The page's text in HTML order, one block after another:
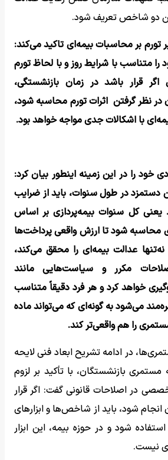
این دو شاخص تعریف شود.
تورم بر محاسبات بیمه‌ای تاکید می‌کند:
متناسب با شرایط روز و با لحاظ تورم
قرار باشد در زمان بازنشستگی،
نظر گرفتن اثرات تورم محاسبه شود،
با اشکالات جدی مواجه خواهد بود.
خود را در این زمینه اینطور بیان کرد:
دستمزد در طول سنوات، باید از ضرایب
یعنی کل سنوات بیمه‌پردازی بر اساس
محاسبه شود تا ارزش واقعی پرداخت‌ها
عدالت بیمه‌ای را محقق می‌کند،
مکرر و سیاست‌هایی مانند
خواهد کرد و هر فرد دقیقاً متناسب
می‌شود به گونه‌ای که می‌تواند ماده
در ادامه تشریح ابعاد فنی لایحه
بازنشستگان، با تأکید بر لزوم
در اصلاحات قانونی گفت: اگر قرار
شود، باید از شاخص‌ها و ابزارهای
شود و در حوزه بیمه، این ابزار
نیست.